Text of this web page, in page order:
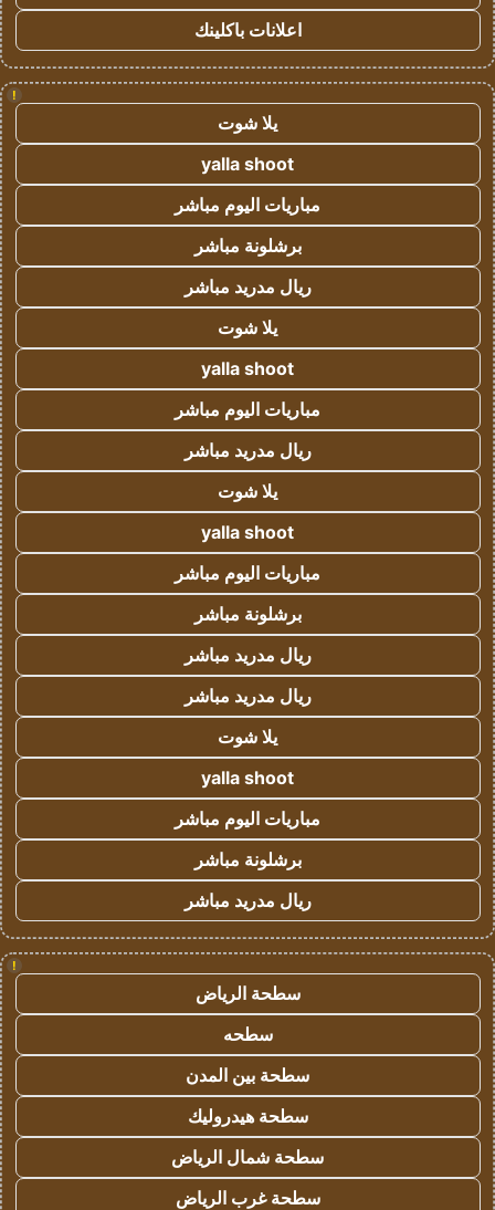
اعلانات باكلينك
!
يلا شوت
yalla shoot
مباريات اليوم مباشر
برشلونة مباشر
ريال مدريد مباشر
يلا شوت
yalla shoot
مباريات اليوم مباشر
ريال مدريد مباشر
يلا شوت
yalla shoot
مباريات اليوم مباشر
برشلونة مباشر
ريال مدريد مباشر
ريال مدريد مباشر
يلا شوت
yalla shoot
مباريات اليوم مباشر
برشلونة مباشر
ريال مدريد مباشر
!
سطحة الرياض
سطحه
سطحة بين المدن
سطحة هيدروليك
سطحة شمال الرياض
سطحة غرب الرياض